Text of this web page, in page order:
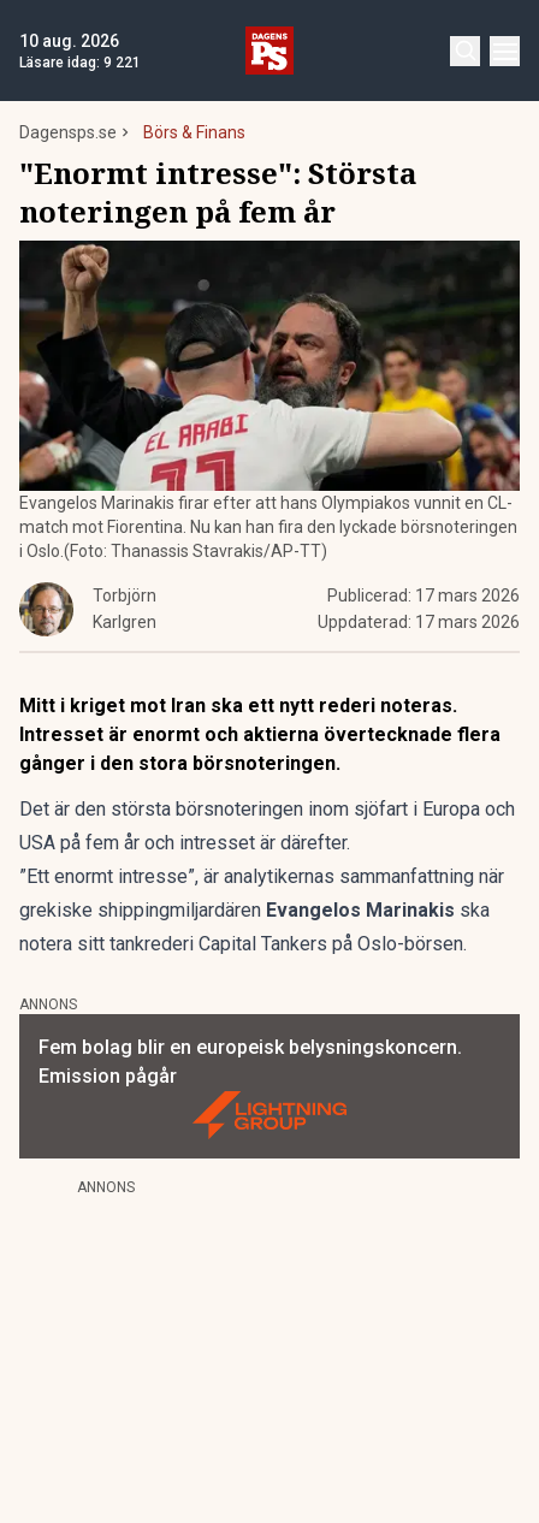
10 aug. 2026
Läsare idag: 9 221
Dagensps.se Börs & Finans
"Enormt intresse": Största
noteringen på fem år
Evangelos Marinakis firar efter att hans Olympiakos vunnit en CL-
match mot Fiorentina. Nu kan han fira den lyckade börsnoteringen
i Oslo.(Foto: Thanassis Stavrakis/AP-TT)
Torbjörn
Karlgren
Publicerad: 17 mars 2026
Uppdaterad: 17 mars 2026
Mitt i kriget mot Iran ska ett nytt rederi noteras.
Intresset är enormt och aktierna övertecknade flera
gånger i den stora börsnoteringen.
Det är den största börsnoteringen inom sjöfart i Europa och
USA på fem år och intresset är därefter.
”Ett enormt intresse”, är analytikernas sammanfattning när
grekiske shippingmiljardären Evangelos Marinakis ska
notera sitt tankrederi Capital Tankers på Oslo-börsen.
ANNONS
Fem bolag blir en europeisk belysningskoncern.
Emission pågår
ANNONS